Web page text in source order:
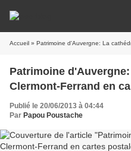
Accueil » Patrimoine d'Auvergne: La cathédrale
Patrimoine
Clermont-Ferrand en
Publié le 20/06/2013 à 04:44
Par Papou Poustache